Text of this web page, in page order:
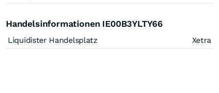
Handelsinformationen IE00B3YLTY66
Liquidister Handelsplatz Xetra